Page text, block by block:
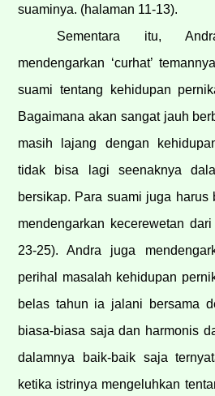
suaminya. (halaman 11-13).
Sementara itu,
mendengarkan ‘curhat’
suami tentang kehidupan
Bagaimana akan sangat jauh
masih lajang dengan
tidak bisa lagi seenaknya
bersikap. Para suami juga harus
mendengarkan kecerewetan
23-25). Andra juga
perihal masalah kehidupan
belas tahun ia jalani bersama
biasa-biasa saja dan harmonis
dalamnya baik-baik saja
ketika istrinya mengeluhkan